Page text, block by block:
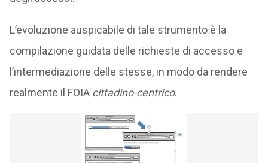
L’evoluzione auspicabile di tale strumento è la
compilazione guidata delle richieste di accesso e
l’intermediazione delle stesse, in modo da rendere
realmente il FOIA cittadino-centrico.